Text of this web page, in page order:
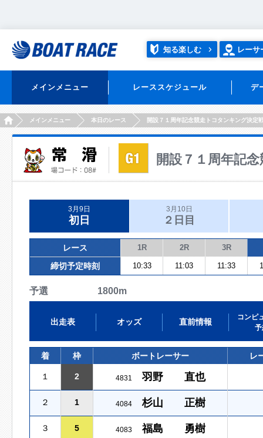
知る楽しむ レーサ
メインメニュー レーススケジュール デ
HOMEメインメニュー 本日のレース 開設７１周年記念競走トコタンキング決定
開設７１周年記
3月9日
初日
3月10日
２日目
レース 1R 2R 3R
締切予定時刻 10:33 11:03 11:33
予選 1800m
出走表 オッズ 直前情報
コンピ
予
着 枠 ボートレーサー レ
１ 2 4831 羽野 直也
２ 1 4084 杉山 正樹
３ 5 4083 福島 勇樹